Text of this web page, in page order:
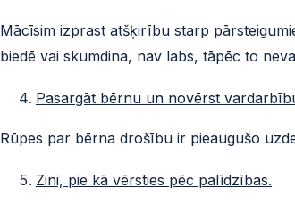
Mācīsim izprast atšķirību starp
biedē vai skumdina, nav labs, tāpēc to
Pasargāt bērnu un novērst
Rūpes par bērna drošību ir pieaugušo
Zini, pie kā vērsties pēc palīdzības.